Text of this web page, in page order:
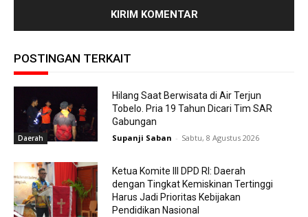
POSTINGAN TERKAIT
Daerah
Hilang Saat Berwisata di Air Terjun
Tobelo. Pria 19 Tahun Dicari Tim SAR
Gabungan
Supanji Saban - Sabtu, 8 Agustus 2026
Ketua Komite III DPD RI: Daerah
dengan Tingkat Kemiskinan Tertinggi
Harus Jadi Prioritas Kebijakan
Pendidikan Nasional